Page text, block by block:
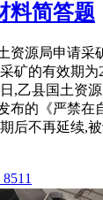
料简答题
资源局申请采
矿的有效期为
,乙县国土资
布的《严禁在
后不再延续,